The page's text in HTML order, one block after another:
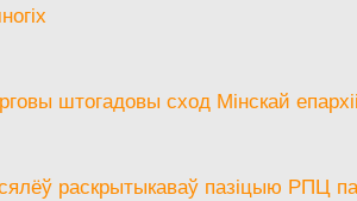
штогадовы сход Мінскай
раскрытыкаваў пазіцыю РПЦ